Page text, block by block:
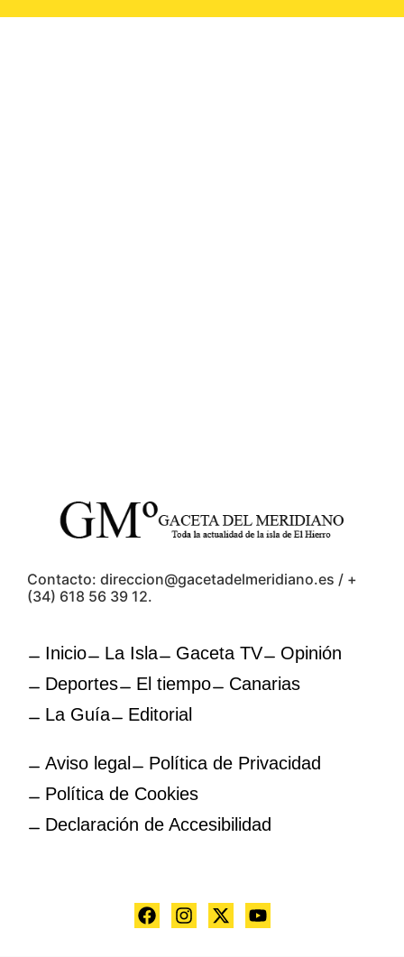
Contacto: direccion@gacetadelmeridiano.es / +
(34) 618 56 39 12.
Inicio La Isla Gaceta TV
Opinión
Deportes
El tiempo
Canarias
La Guía
Editorial
Aviso legal
Política de Privacidad
Política de Cookies
Declaración de Accesibilidad